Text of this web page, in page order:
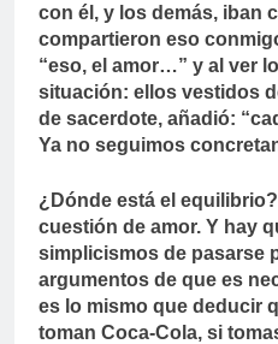
con él, y los demás, iban
compartieron eso
“eso, el amor…” y al ver
situación: ellos vestidos
de sacerdote, añadió:
Ya no seguimos
¿Dónde está el
cuestión de amor. Y hay
simplicismos de pasarse
argumentos de que es
es lo mismo que deducir
toman Coca-Cola, si